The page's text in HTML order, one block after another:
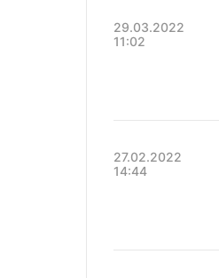
29.03.2022
11:02
27.02.2022
14:44